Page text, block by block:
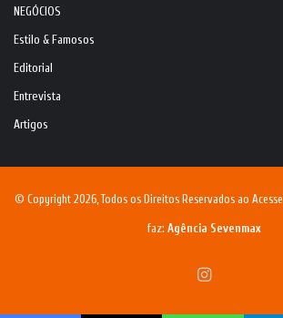
NEGÓCIOS
Estilo & Famosos
Editorial
Entrevista
Artigos
© Copyright 2026, Todos os Direitos Reservados ao
faz: Agência Sevenmax
Instagram